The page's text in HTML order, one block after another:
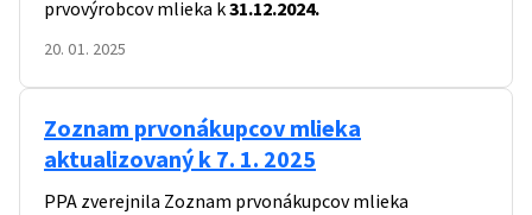
prvovýrobcov mlieka k31.12.2024.
20. 01. 2025
Zoznam prvonákupcov mlieka
aktualizovaný k 7. 1. 2025
PPA zverejnila Zoznam prvonákupcov mlieka